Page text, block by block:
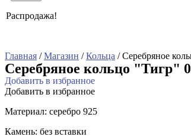
Распродажа!
Главная /Магазин /Кольца / Серебряное
Серебряное кольцо "Тигр"
Добавить в избранное
Добавить в избранное
Материал: серебро 925
Камень: без вставки